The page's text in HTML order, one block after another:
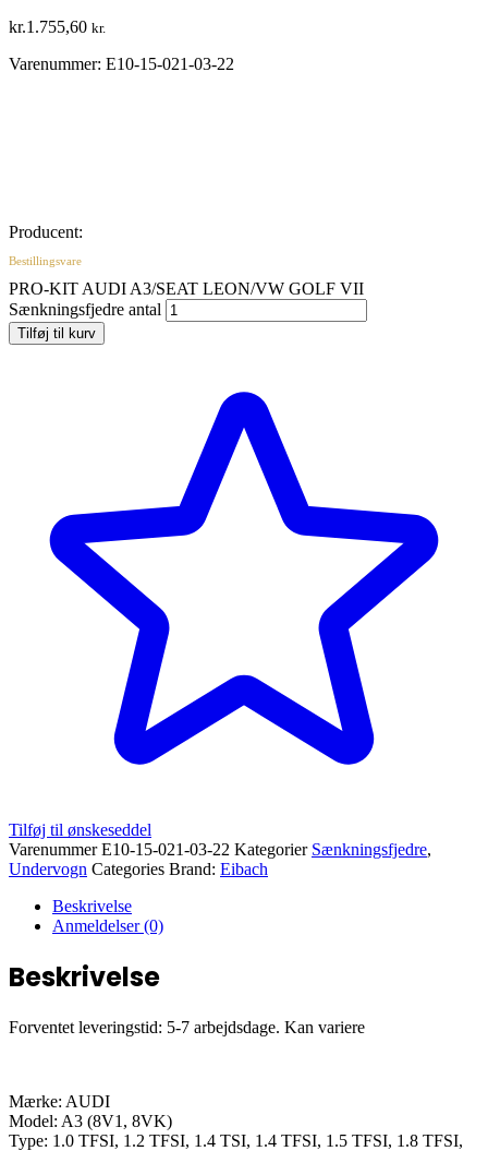
kr.1.755,60 kr.
Varenummer: E10-15-021-03-22
Producent:
Bestillingsvare
PRO-KIT AUDI A3/SEAT LEON/VW GOLF VII
Sænkningsfjedre antal
Tilføj til kurv
Tilføj til ønskeseddel
VarenummerE10-15-021-03-22 Kategorier Sænkningsfjedre,
Undervogn Categories Brand: Eibach
Beskrivelse
Anmeldelser (0)
Beskrivelse
Forventet leveringstid: 5-7 arbejdsdage. Kan variere
Mærke: AUDI
Model: A3 (8V1, 8VK)
Type: 1.0 TFSI, 1.2 TFSI, 1.4 TSI, 1.4 TFSI, 1.5 TFSI, 1.8 TFSI,